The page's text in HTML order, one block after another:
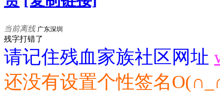
当前离线 广东深圳
残字打错了
请记住残血家族社区网址
还没有设置个性签名